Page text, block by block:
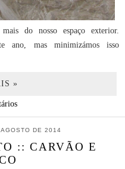
do nosso espaço exterior.
ano, mas minimizámos isso
»
DE 2014
:: CARVÃO E